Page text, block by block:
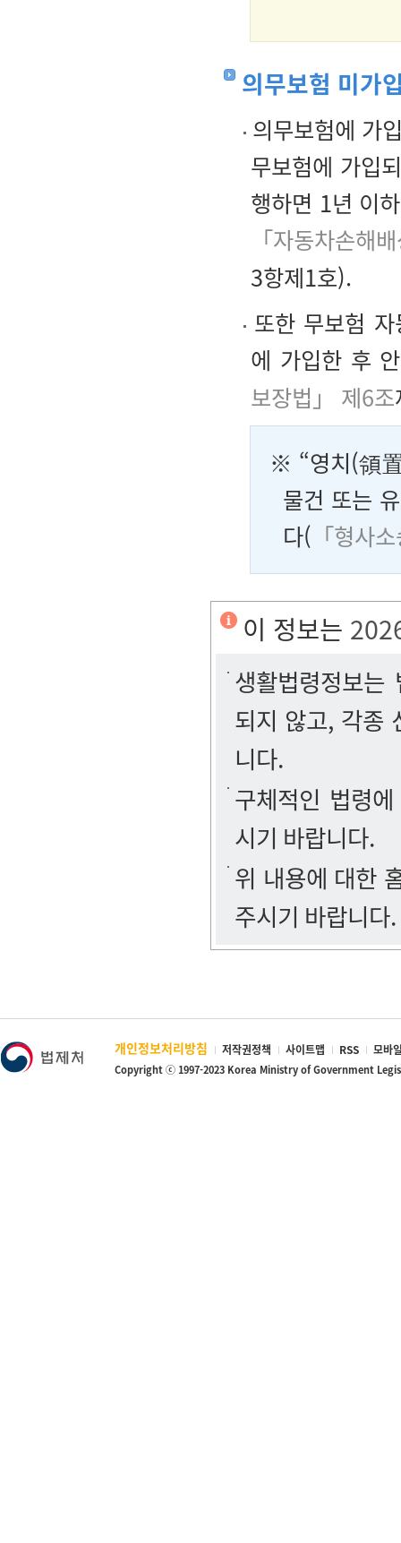
의무보험 미가
의무보험에 가
무보험에 가입
행하면 1년 이
「자동차손해
3항제1호).
또한 무보험
에 가입한 후
보장법」 제6조
※ “영치(領
물건 또는
다( 「형사
이 정보는
생활법령정보
되지 않고, 각종
니다.
구체적인 법령
시기 바랍니다.
위 내용에 대한
주시기 바랍니다.
개인정보처리방침 저작권정책 사이트맵 RSS 모바
Copyright ⓒ 1997-2023 Korea Ministry of Government